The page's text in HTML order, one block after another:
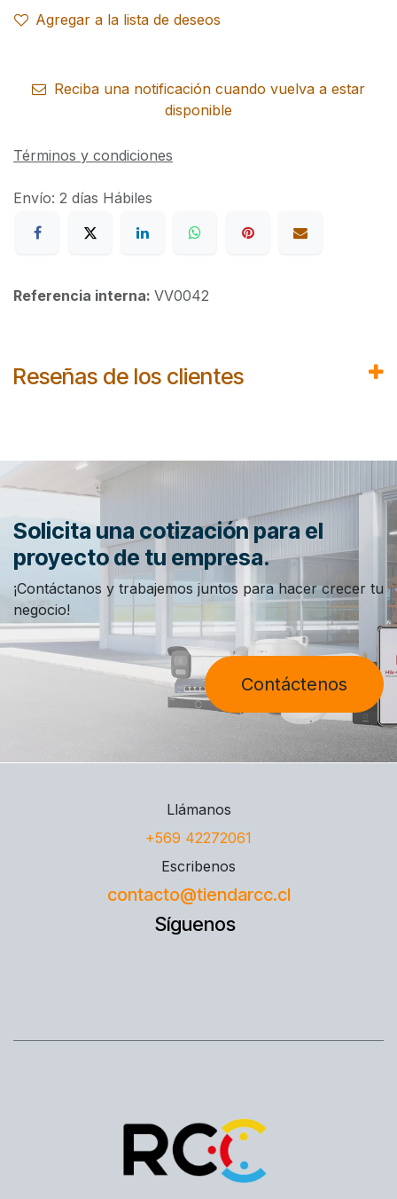
Agregar a la lista de deseos
Reciba una notificación cuando vuelva a estar
disponible
Términos y condiciones
Envío: 2 días Hábiles
Referencia interna: VV0042
Reseñas de los clientes
Solicita una cotización para el
proyecto de tu empresa.
¡Contáctanos y trabajemos juntos para hacer crecer tu
negocio!
Contáctenos
Llámanos
+569 42272061
Escribenos
contacto@tiendarcc.cl
Síguenos